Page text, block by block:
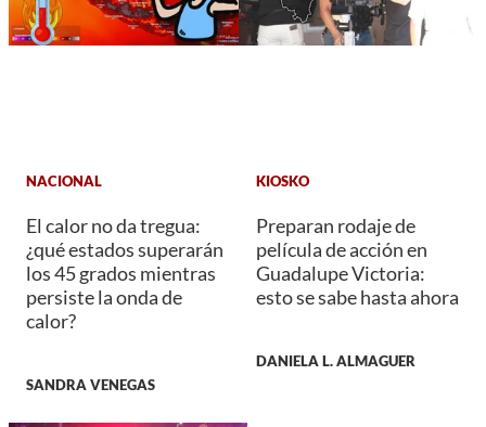
NACIONAL
El calor no da tregua:
¿qué estados superarán
los 45 grados mientras
persiste la onda de
calor?
SANDRA VENEGAS
KIOSKO
Preparan rodaje de
película de acción en
Guadalupe Victoria:
esto se sabe hasta ahora
DANIELA L. ALMAGUER